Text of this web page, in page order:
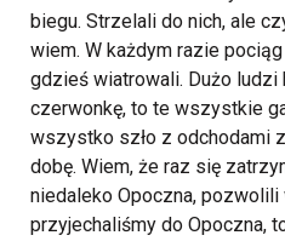
biegu. Strzelali do nich, ale
wiem. W każdym razie
gdzieś wiatrowali. Dużo ludzi
czerwonkę, to te wszystkie
wszystko szło z odchodami
dobę. Wiem, że raz się
niedaleko Opoczna, pozwolili
przyjechaliśmy do Opoczna,